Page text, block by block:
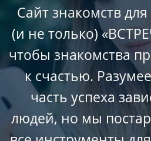
Сайт знакомств
(и не только)
чтобы знакомства
к счастью.
часть успеха
людей, но мы